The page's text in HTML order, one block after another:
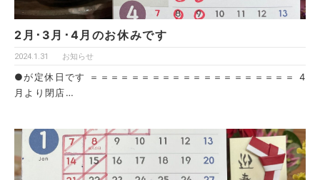
2月･3月･4月のお休みです
2024.1.31 お知らせ
●が定休日です ＝＝＝＝＝＝＝＝＝＝＝＝＝＝＝＝＝＝＝＝ 4
月より閉店…